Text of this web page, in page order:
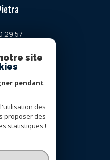
29 57
lavogne
en-laval
sur
site
pendant
des
proposer des
statistiques !